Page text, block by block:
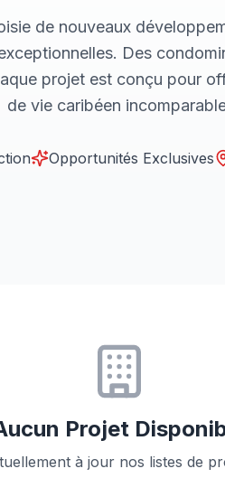
de nouveaux
Des
projet est conçu pour
de vie caribéen
Opportunités Exclusives
Projet
à jour nos listes de